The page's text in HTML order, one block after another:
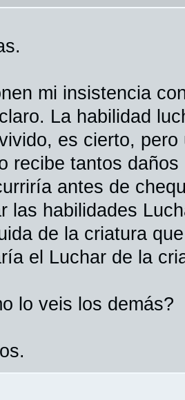
mi insistencia
La habilidad
es cierto,
recibe tantos
antes de
las habilidades
de la criatura
el Luchar de la
lo veis los demás?